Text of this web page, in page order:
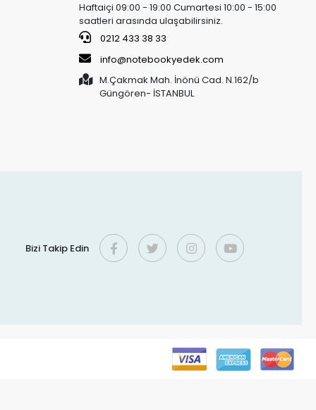
Haftaiçi 09:00 - 19:00 Cumartesi 10:00 - 15:00
saatleri arasında ulaşabilirsiniz.
0212 433 38 33
info@notebookyedek.com
M.Çakmak Mah. İnönü Cad. N.162/b
Güngören- İSTANBUL
Bizi Takip Edin